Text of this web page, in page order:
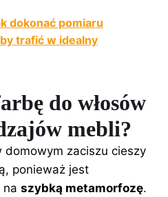
dokonać pomiaru
trafić w idealny
do włosów
mebli?
domowym zaciszu cieszy
ponieważ jest
na szybką metamorfozę.